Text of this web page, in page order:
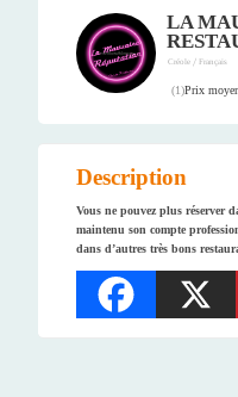
LA
Créole / Français
(1)Prix
Description
Vous ne pouvez plus réserver
maintenu son compte
dans d’autres très bons